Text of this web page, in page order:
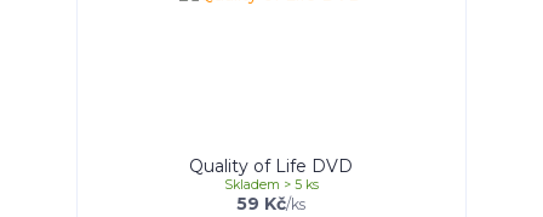
Quality of Life DVD
59 Kč/ks
Skladem > 5 ks